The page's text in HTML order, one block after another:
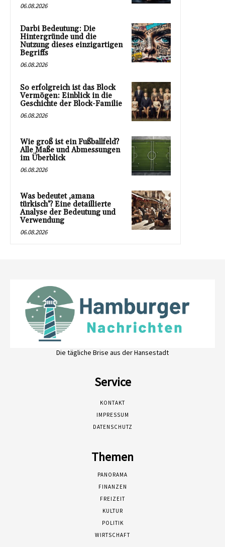
06.08.2026
Darbi Bedeutung: Die
Hintergründe und die
Nutzung dieses einzigartigen
Begriffs
06.08.2026
So erfolgreich ist das Block
Vermögen: Einblick in die
Geschichte der Block-Familie
06.08.2026
Wie groß ist ein Fußballfeld?
Alle Maße und Abmessungen
im Überblick
06.08.2026
Was bedeutet ‚amana
türkisch‘? Eine detaillierte
Analyse der Bedeutung und
Verwendung
06.08.2026
Die tägliche Brise aus der Hansestadt
Service
KONTAKT
IMPRESSUM
DATENSCHUTZ
Themen
PANORAMA
FINANZEN
FREIZEIT
KULTUR
POLITIK
WIRTSCHAFT